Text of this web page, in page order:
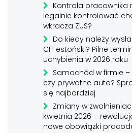
Kontrola pracownika
legalnie kontrolować
wkracza ZUS?
Do kiedy należy
CIT estoński? Pilne
uchybienia w 2026 roku
Samochód w firmie
czy prywatne auto?
się najbardziej
Zmiany w
kwietnia 2026 –
nowe obowiązki